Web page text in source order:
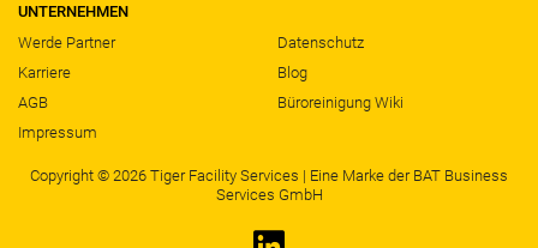
UNTERNEHMEN
Werde Partner
Karriere
AGB
Impressum
Datenschutz
Blog
Büroreinigung Wiki
Copyright © 2026 Tiger Facility Services | Eine Marke der BAT Business
Services GmbH